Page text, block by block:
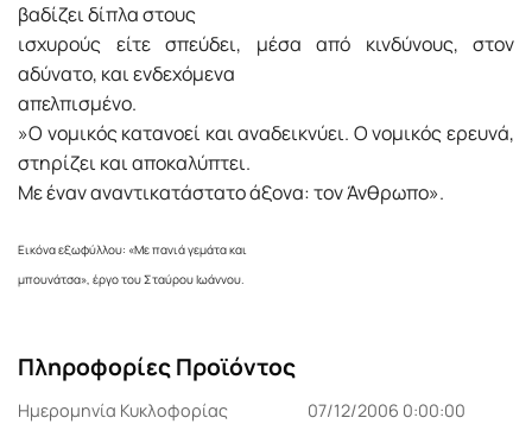
βαδίζει δίπλα στους
ισχυρούς είτε σπεύδει, μέσα από κινδύνους, στον
αδύνατο, και ενδεχόμενα
απελπισμένο.
»Ο νομικός κατανοεί και αναδεικνύει. Ο νομικός ερευνά,
στηρίζει και αποκαλύπτει.
Με έναν αναντικατάστατο άξονα: τον Άνθρωπο».
Eικόνα εξωφύλλου: «Mε πανιά γεμάτα και
μπουνάτσα», έργο του Σταύρου Iωάννου.
Πληροφορίες Προϊόντος
Ημερομηνία Κυκλοφορίας
07/12/2006 0:00:00